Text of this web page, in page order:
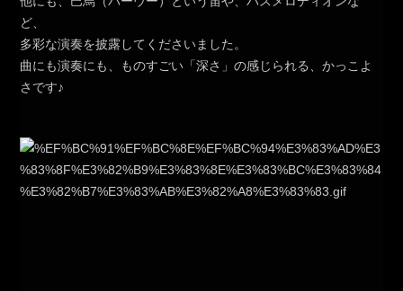
ど、
多彩な演奏を披露してくださいました。
曲にも演奏にも、ものすごい「深さ」の感じられる、かっこよ
さです♪